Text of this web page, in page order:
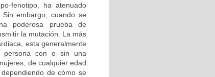
fenotipo, ha atenuado
embargo, cuando se
poderosa prueba de
la mutación. La más
esta generalmente
persona con o sin una
de cualquier edad
de cómo se